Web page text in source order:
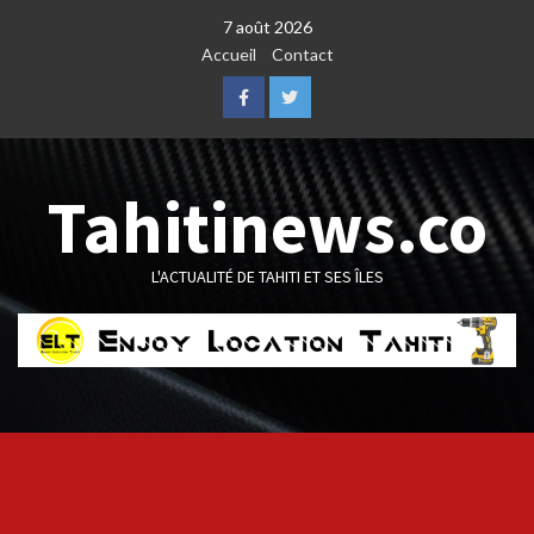
7 août 2026
Accueil
Contact
FacebookTwitter
Tahitinews.co
L'ACTUALITÉ DE TAHITI ET SES ÎLES